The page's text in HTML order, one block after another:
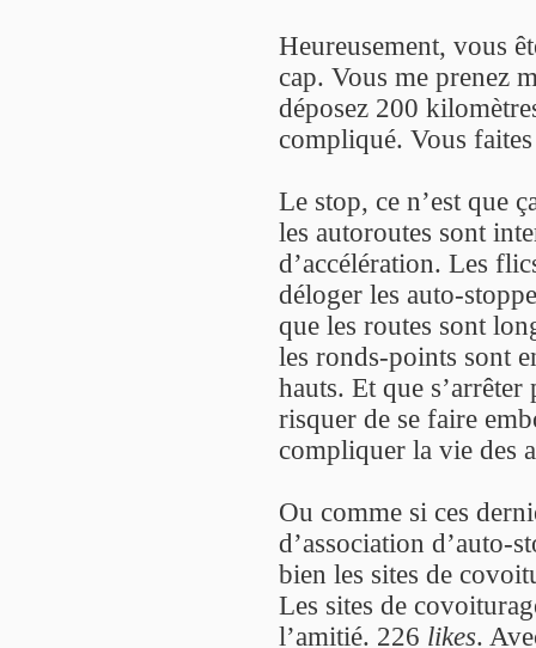
Heureusement, vous
cap. Vous me prenez
déposez 200
compliqué. Vous
Le stop, ce n’est que
les autoroutes sont
d’accélération. Les
déloger les auto-
que les routes sont
les ronds-points sont
hauts. Et que
risquer de se faire
compliquer la vie des
Ou comme si ces
d’association d’auto-
bien les sites de
Les sites de
l’amitié. 226 likes.